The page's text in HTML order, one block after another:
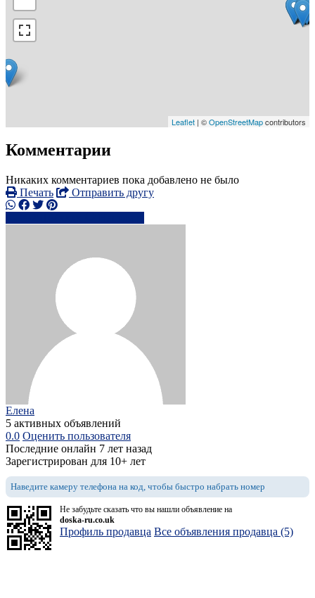
Leaflet | ©OpenStreetMapcontributors
Комментарии
Никаких комментариев пока добавлено не было
Печать
Отправить другу
Елена
5 активных объявлений
0.0 Оценить пользователя
Последние онлайн 7 лет назад
Зарегистрирован для 10+ лет
Наведите камеру телефона на код, чтобы быстро набрать номер
Не забудьте сказать что вы нашли объявление на
doska-ru.co.uk
Профиль продавца Все объявления продавца (5)